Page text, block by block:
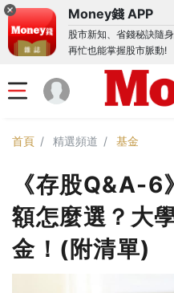
Money錢 APP
股市新知、省錢秘訣隨
再忙也能掌握股市脈動!
首頁 精選頻道 基金
《存股Q&A-6
額怎麼選？大
金！(附清單)